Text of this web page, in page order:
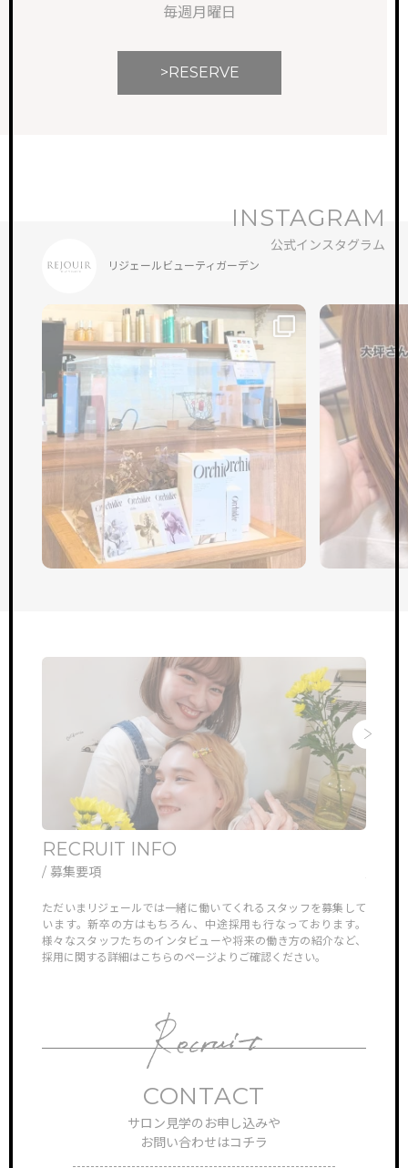
NEWS & TOPICS 新着情報
INSTAGRAM 公式インスタグラム
ONLINEGUIDANCE オンライン見学
COMPANY 会社概要
CONTACT お問い合わせ
毎週月曜日
>RESERVE
INSTAGRAM
公式インスタグラム
リジェールビューティガーデン
RECRUIT INFO
/ 募集要項
ただいまリジェールでは一緒に働いてくれるスタッフを募集して
います。新卒の方はもちろん、中途採用も行なっております。
様々なスタッフたちのインタビューや将来の働き方の紹介など、
採用に関する詳細はこちらのページよりご確認ください。
CONTACT
サロン見学のお申し込みや
お問い合わせはコチラ